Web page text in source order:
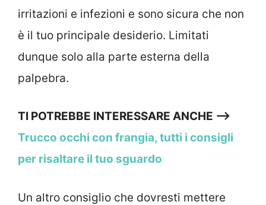
irritazioni e infezioni e sono sicura che non
è il tuo principale desiderio. Limitati
dunque solo alla parte esterna della
palpebra.
TI POTREBBE INTERESSARE ANCHE —>
Trucco occhi con frangia, tutti i consigli
per risaltare il tuo sguardo
Un altro consiglio che dovresti mettere